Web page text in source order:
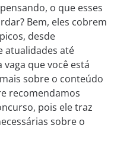
o que esses
Bem, eles cobrem
desde
atualidades até
que você está
sobre o conteúdo
recomendamos
pois ele traz
sobre o